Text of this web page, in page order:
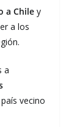
a Chile y
a los
a
vecino